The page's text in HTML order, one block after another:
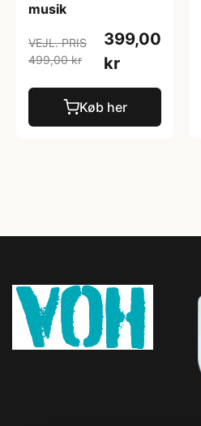
musik
VEJL. PRIS
499,00 kr
399,00
kr
Køb her